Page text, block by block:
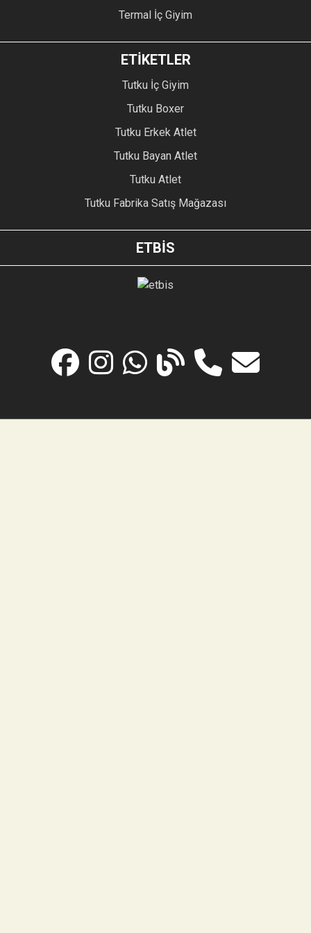
Termal İç Giyim
ETİKETLER
Tutku İç Giyim
Tutku Boxer
Tutku Erkek Atlet
Tutku Bayan Atlet
Tutku Atlet
Tutku Fabrika Satış Mağazası
ETBİS